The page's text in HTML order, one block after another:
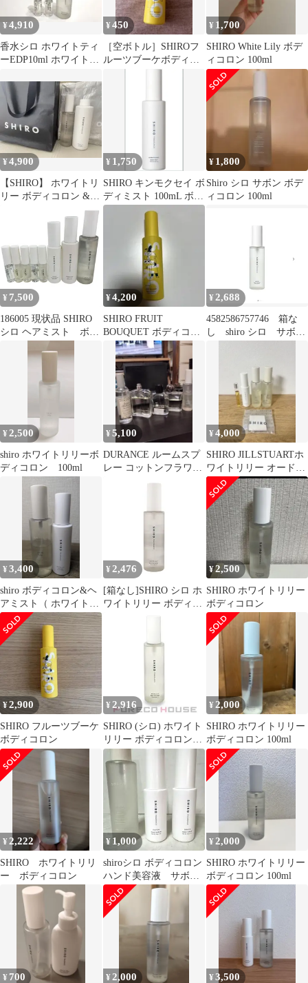
¥4,910
香水シロ ホワイトティ
ーEDP10ml ホワイトリ
¥450
［空ボトル］SHIROフ
ルーツブーケボディコ
¥ 1,700
SHIRO White Lily ボデ
ィコロン 100ml
¥4,900
【SHIRO】 ホワイトリ
リー ボディコロン &
¥ 1,750
SHIRO キンモクセイ ボ
ディミスト 100mL ボデ
ィ用化粧水
¥ 1,800
Shiro シロ サボン ボデ
ィコロン 100ml
¥ 7,500
186005 現状品 SHIRO
シロ ヘアミスト ボデ
ィコロン オードパル
ファン 8点まとめ売り
¥4,200
SHIRO FRUIT
BOUQUET ボディコロ
ン 100mL
¥ 2,688
4582586757746 箱な
し shiro シロ サボン
ント、クリスマスプレ
ゼント
¥ 2,500
shiro ホワイトリリーボ
ディコロン 100ml
¥5,100
DURANCE ルームスプ
レー コットンフラワー
¥4,000
SHIRO JILLSTUARTホ
ワイトリリー オードパ
ルファム セット
¥3,400
shiro ボディコロン&ヘ
アミスト（ ホワイトリ
リーの香り）
¥ 2,476
[箱なし]SHIRO シロ ホ
ワイトリリー ボディコ
ロン ギフト 贈り物 プ
ンス 香水 携帯 持ち運
¥2,500
SHIRO ホワイトリリー
ボディコロン
¥2,900
SHIRO フルーツブーケ
ボディコロン
¥ 2,916
SHIRO (シロ) ホワイト
リリー ボディコロン
(オーデコロン) 100ml
¥2,000
SHIRO ホワイトリリー
ボディコロン 100ml
¥ 2,222
SHIRO ホワイトリリ
ー ボディコロン
¥ 1,000
shiroシロ ボディコロン
ハンド美容液 サボ
ン savon 計3本 空瓶ケ
ース
¥ 2,000
SHIRO ホワイトリリー
ボディコロン 100ml
¥ 700 ¥ 2,000 ¥3,500